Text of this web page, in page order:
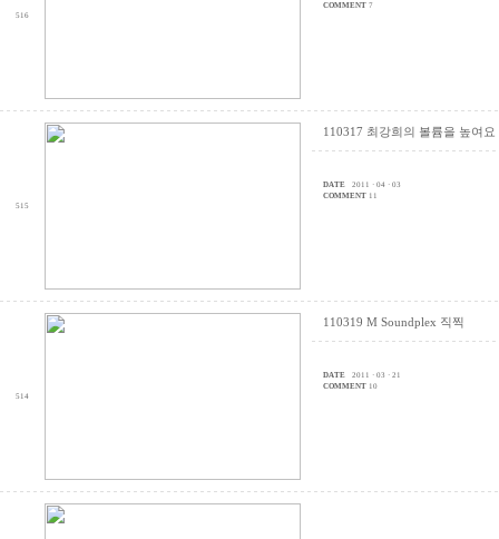
516
COMMENT 7
515
110317 최강희의 볼륨을 높여요
DATE
2011 · 04 · 03
COMMENT
514
110319 M Soundplex 직찍
DATE
2011 · 03 · 21
COMMENT 10